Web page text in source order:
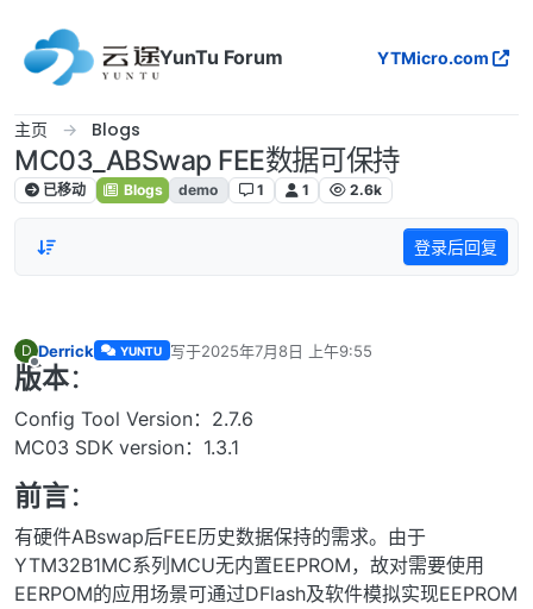
YunTu Forum
YTMicro.com
主页 Blogs
MC03_ABSwap FEE数据可保持
已移动 Blogs demo 1 1 2.6k
登录后回复
D
离线
Derrick YUNTU 写于2025年7月8日 上午9:55
最后由 编辑
版本：
Config Tool Version：2.7.6
MC03 SDK version：1.3.1
前言：
有硬件ABswap后FEE历史数据保持的需求。由于
YTM32B1MC系列MCU⽆内置EEPROM，故对需要使⽤
EERPOM的应⽤场景可通过DFlash及软件模拟实现EEPROM